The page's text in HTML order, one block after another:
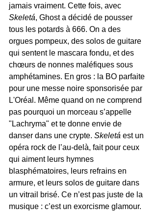
jamais vraiment. Cette fois, avec
Skeletá, Ghost a décidé de pousser
tous les potards à 666. On a des
orgues pompeux, des solos de guitare
qui sentent le mascara fondu, et des
chœurs de nonnes maléfiques sous
amphétamines. En gros : la BO parfaite
pour une messe noire sponsorisée par
L'Oréal. Même quand on ne comprend
pas pourquoi un morceau s’appelle
"Lachryma" et te donne envie de
danser dans une crypte. Skeletá est un
opéra rock de l’au-delà, fait pour ceux
qui aiment leurs hymnes
blasphématoires, leurs refrains en
armure, et leurs solos de guitare dans
un vitrail brisé. Ce n’est pas juste de la
musique : c’est un exorcisme glamour.